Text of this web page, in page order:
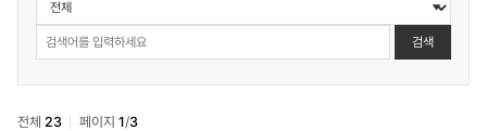
>
사전정보공표
>
공표목록
검색
전체 23 페이지 1/3